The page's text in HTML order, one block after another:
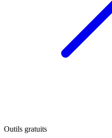
Outils gratuits